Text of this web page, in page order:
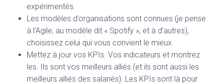
expérimentés.
Les modèles d’organisations sont connues (je pense
à l’Agile, au modèle dit « Spotify », et à d’autres),
choisissez celui qui vous convient le mieux.
Mettez à jour vos KPIs. Vos indicateurs et montrez
les. Ils sont vos meilleurs alliés (et ils sont aussi les
meilleurs alliés des salariés). Les KPIs sont là pour